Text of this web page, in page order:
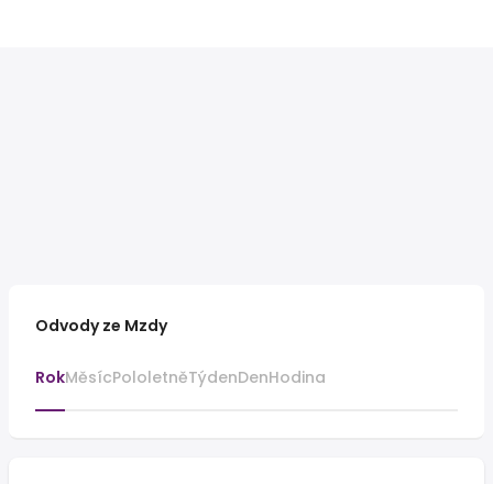
Odvody ze Mzdy
RokMěsícPololetněTýdenDenHodina